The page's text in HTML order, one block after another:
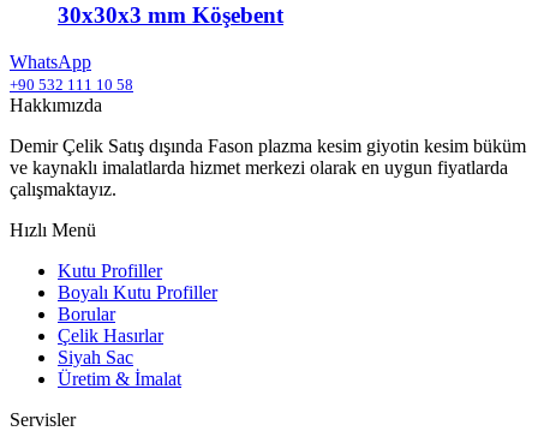
30x30x3 mm Köşebent
WhatsApp
+90 532 111 10 58
Hakkımızda
Demir Çelik Satış dışında Fason plazma kesim giyotin kesim büküm
ve kaynaklı imalatlarda hizmet merkezi olarak en uygun fiyatlarda
çalışmaktayız.
Hızlı Menü
Kutu Profiller
Boyalı Kutu Profiller
Borular
Çelik Hasırlar
Siyah Sac
Üretim & İmalat
Servisler